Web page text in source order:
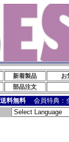
新着製品
お
部品注文
料無料会員特典：全